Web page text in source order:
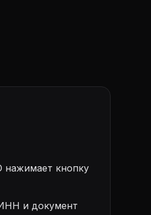
нажимает кнопку
и документ